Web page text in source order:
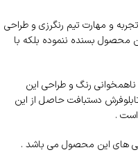
و مهارت تیم رنگرزی و طراحی
محصول بسنده ننموده بلکه با
ناهمخوانی رنگ و طراحی این
دستبافت حاصل از این
.
های این محصول می باشد .